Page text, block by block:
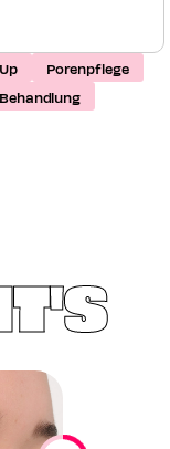
Porenpflege